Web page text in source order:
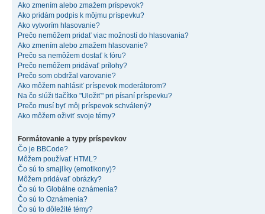
Ako zmením alebo zmažem príspevok?
Ako pridám podpis k môjmu príspevku?
Ako vytvorím hlasovanie?
Prečo nemôžem pridať viac možností do hlasovania?
Ako zmením alebo zmažem hlasovanie?
Prečo sa nemôžem dostať k fóru?
Prečo nemôžem pridávať prílohy?
Prečo som obdržal varovanie?
Ako môžem nahlásiť príspevok moderátorom?
Na čo slúži tlačítko "Uložiť" pri písaní príspevku?
Prečo musí byť môj príspevok schválený?
Ako môžem oživiť svoje témy?
Formátovanie a typy príspevkov
Čo je BBCode?
Môžem používať HTML?
Čo sú to smajlíky (emotikony)?
Môžem pridávať obrázky?
Čo sú to Globálne oznámenia?
Čo sú to Oznámenia?
Čo sú to dôležité témy?